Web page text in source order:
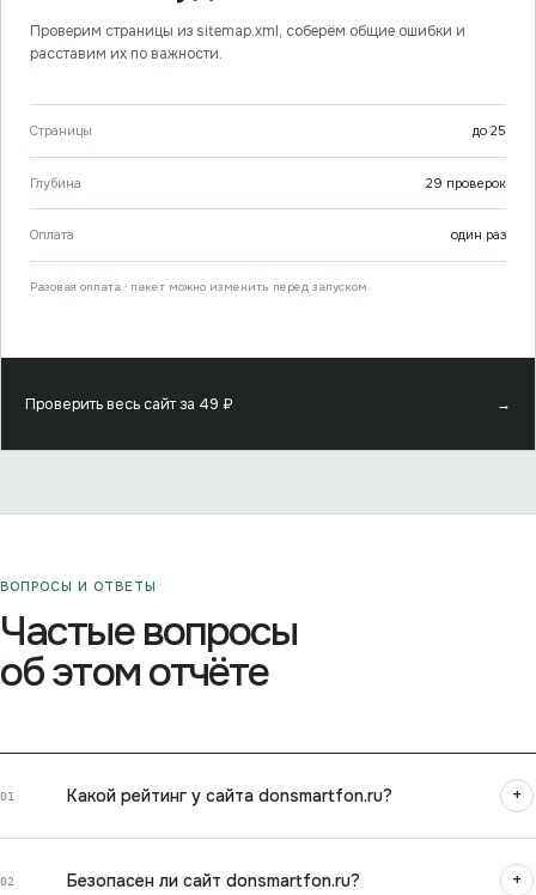
Проверим страницы из sitemap.xml, соберём общие ошибки и
расставим их по важности.
Страницы до 25
Глубина 29 проверок
Оплата один раз
Разовая оплата · пакет можно изменить перед запуском
Проверить весь сайт за 49 ₽ →
ВОПРОСЫ И ОТВЕТЫ
Частые вопросы
об этом отчёте
01 Какой рейтинг у сайта donsmartfon.ru? +
02 Безопасен ли сайт donsmartfon.ru? +